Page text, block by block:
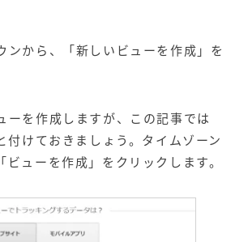
ンから、「新しいビューを作成」を
ーを作成しますが、この記事では
付けておきましょう。タイムゾーン
ビューを作成」をクリックします。